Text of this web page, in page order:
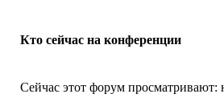
Кто сейчас на конференции
Сейчас этот форум просматривают: